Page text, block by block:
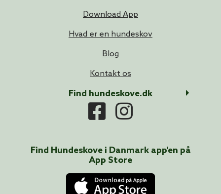
Download App
Hvad er en hundeskov
Blog
Kontakt os
Find hundeskove.dk
Find Hundeskove i Danmark app'en på
App Store